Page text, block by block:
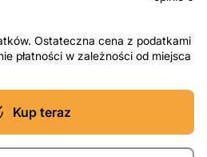
Ostateczna cena z podatkami
płatności w zależności od miejsca
Kup teraz